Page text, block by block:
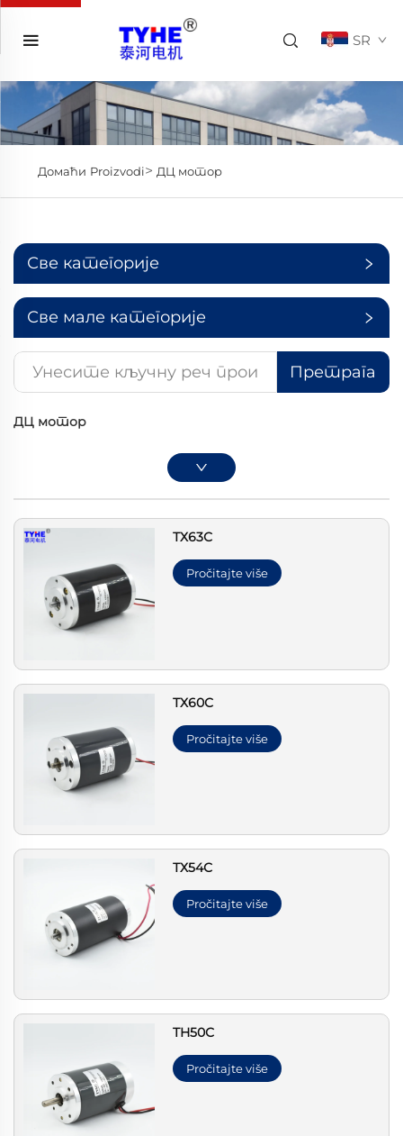
SR
Домаћи Proizvodi> ДЦ мотор
Све категорије
Све мале категорије
Претрага
ДЦ мотор
ТХ63С
Pročitajte više
ТХ60С
Pročitajte više
ТХ54С
Pročitajte više
TH50С
Pročitajte više